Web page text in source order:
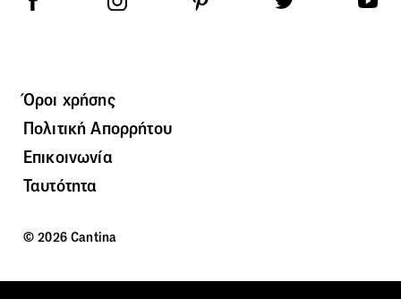
Όροι χρήσης
Πολιτική Απορρήτου
Επικοινωνία
Ταυτότητα
© 2026 Cantina